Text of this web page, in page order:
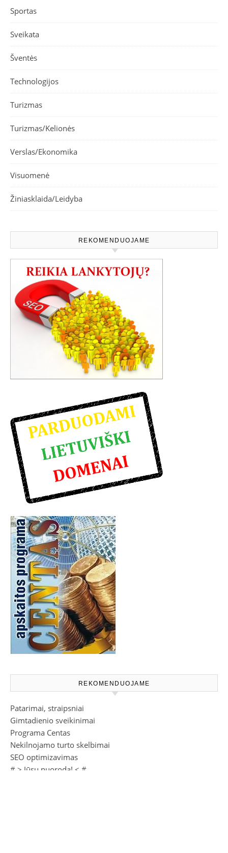
Sportas
Sveikata
Šventės
Technologijos
Turizmas
Turizmas/Kelionės
Verslas/Ekonomika
Visuomenė
Žiniasklaida/Leidyba
REKOMENDUOJAME
REKOMENDUOJAME
Patarimai, straipsniai
Gimtadienio sveikinimai
Programa Centas
Nekilnojamo turto skelbimai
SEO optimizavimas
# > Jūsų nuoroda! < #